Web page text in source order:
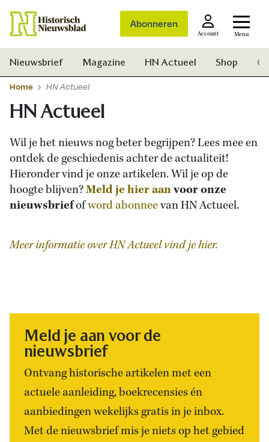
Abonneren
Account Menu
Nieuwsbrief Magazine HN Actueel Shop
Home HN Actueel
HN Actueel
Wil je het nieuws nog beter begrijpen? Lees mee en
ontdek de geschiedenis achter de actualiteit!
Hieronder vind je onze artikelen. Wil je op de
hoogte blijven?Meld je hier aanvoor onze
nieuwsbriefofword abonneevan HN Actueel.
Meer informatie over HN Actueel vind je hier.
Meld je aan voor de
nieuwsbrief
Ontvang historische artikelen met een
actuele aanleiding, boekrecensies én
aanbiedingen wekelijks gratis in je inbox.
Met de nieuwsbrief mis je niets op het gebied